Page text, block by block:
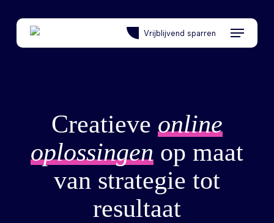
main
Vrijblijvend sparren Menu
Creatieve online
oplossingen op maat
van strategie tot
resultaat